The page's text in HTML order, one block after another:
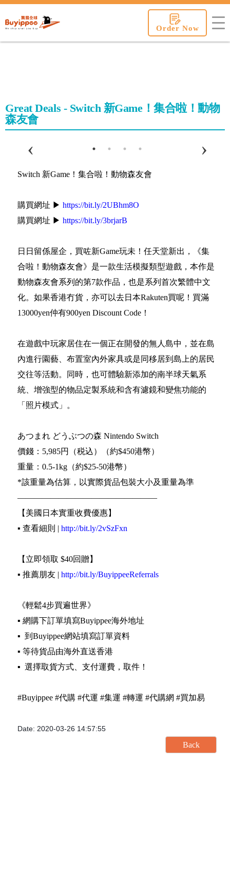
Order Now
Great Deals - Switch 新Game！集合啦！動物
森友會
Switch 新Game！集合啦！動物森友會
購買網址 ▶ https://bit.ly/2UBhm8O
購買網址 ▶ https://bit.ly/3brjarB
日日留係屋企，買咗新Game玩未！任天堂新出，《集
合啦！動物森友會》是一款生活模擬類型遊戲，本作是
動物森友會系列的第7款作品，也是系列首次繁體中文
化。如果香港冇貨，亦可以去日本Rakuten買呢！買滿
13000yen仲有900yen Discount Code！
在遊戲中玩家居住在一個正在開發的無人島中，並在島
內進行園藝、布置室內外家具或是同移居到島上的居民
交往等活動。同時，也可體驗新添加的南半球天氣系
統、增強型的物品定製系統和含有濾鏡和變焦功能的
「照片模式」。
あつまれ どうぶつの森 Nintendo Switch
價錢：5,985円（税込）（約$450港幣）
重量：0.5-1kg（約$25-50港幣）
*該重量為估算，以實際貨品包裝大小及重量為準
—————————————————
【美國日本實重收費優惠】
▪️ 查看細則 | http://bit.ly/2vSzFxn
【立即領取 $40回贈】
▪️ 推薦朋友 | http://bit.ly/BuyippeeReferrals
《輕鬆4步買遍世界》
▪️ 網購下訂單填寫Buyippee海外地址
▪️ 到Buyippee網站填寫訂單資料
▪️ 等待貨品由海外直送香港
▪️ 選擇取貨方式、支付運費，取件！
#Buyippee #代購 #代運 #集運 #轉運 #代購網 #買加易
Date: 2020-03-26 14:57:55